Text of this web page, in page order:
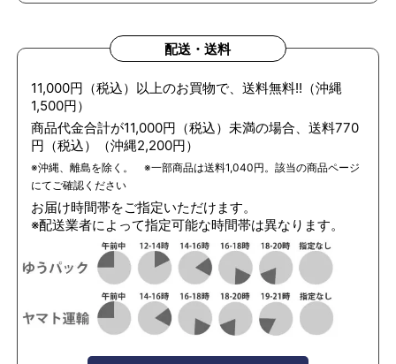
配送・送料
11,000円（税込）以上のお買物で、送料無料!!（沖縄
1,500円）
商品代金合計が11,000円（税込）未満の場合、送料770
円（税込）（沖縄2,200円）
※沖縄、離島を除く。 ※一部商品は送料1,040円。該当の商品ページ
にてご確認ください
お届け時間帯をご指定いただけます。
※配送業者によって指定可能な時間帯は異なります。